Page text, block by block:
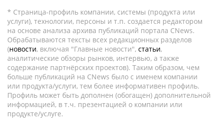
* Страница-профиль компании, системы (продукта или
услуги), технологии, персоны и т.п. создается редактором
на основе анализа архива публикаций портала CNews.
Обрабатываются тексты всех редакционных разделов
(новости, включая "Главные новости", статьи,
аналитические обзоры рынков, интервью, а также
содержание партнёрских проектов). Таким образом, чем
больше публикаций на CNews было с именем компании
или продукта/услуги, тем более информативен профиль.
Профиль может быть дополнен (обогащен) дополнительной
информацией, в т.ч. презентацией о компании или
продукте/услуге.